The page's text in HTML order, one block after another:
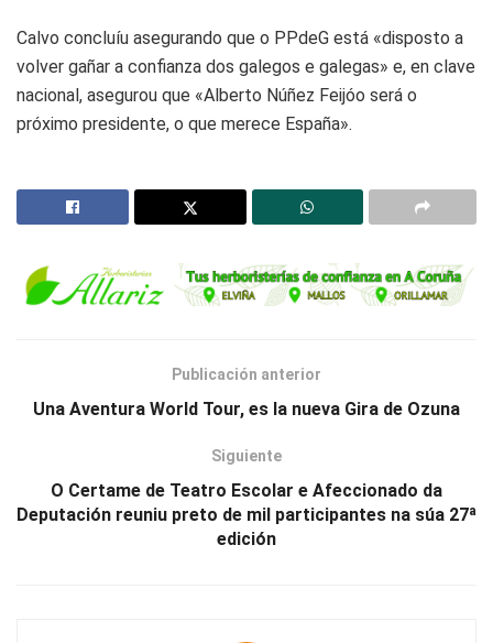
Calvo concluíu asegurando que o PPdeG está «disposto a
volver gañar a confianza dos galegos e galegas» e, en clave
nacional, asegurou que «Alberto Núñez Feijóo será o
próximo presidente, o que merece España».
Publicación anterior
Una Aventura World Tour, es la nueva Gira de Ozuna
Siguiente
O Certame de Teatro Escolar e Afeccionado da
Deputación reuniu preto de mil participantes na súa 27ª
edición